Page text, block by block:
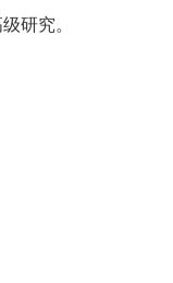
研究。